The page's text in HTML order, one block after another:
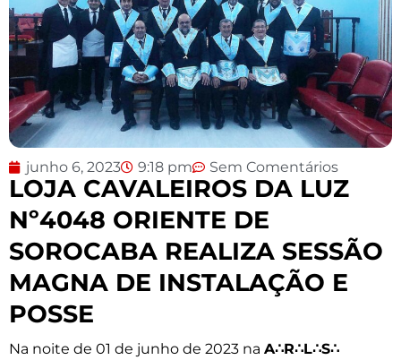
junho 6, 2023 9:18 pm Sem Comentários
LOJA CAVALEIROS DA LUZ
Nº4048 ORIENTE DE
SOROCABA REALIZA SESSÃO
MAGNA DE INSTALAÇÃO E
POSSE
Na noite de 01 de junho de 2023 na A∴R∴L∴S∴